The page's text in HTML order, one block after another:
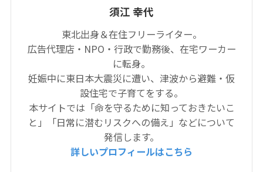
須江 幸代
東北出身＆在住フリーライター。
広告代理店・NPO・行政で勤務後、在宅ワーカー
に転身。
妊娠中に東日本大震災に遭い、津波から避難・仮
設住宅で子育てをする。
本サイトでは「命を守るために知っておきたいこ
と」「日常に潜むリスクへの備え」などについて
発信します。
詳しいプロフィールはこちら